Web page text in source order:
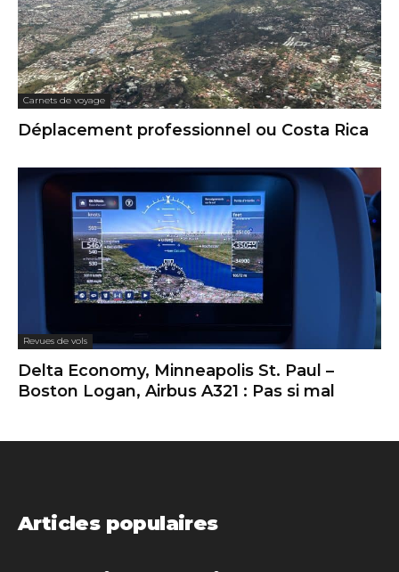
Carnets de voyage
Déplacement professionnel ou Costa Rica
Revues de vols
Delta Economy, Minneapolis St. Paul –
Boston Logan, Airbus A321 : Pas si mal
Articles populaires